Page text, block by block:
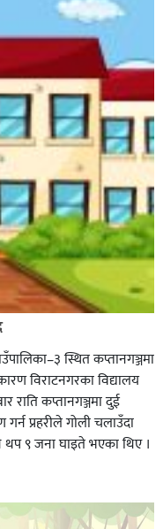
स्थित कप्तानगञ्जमा
विराटनगरका विद्यालय
कप्तानगञ्जमा दुई
प्रहरीले गोली चलाउँदा
थप ९ जना घाइते भएका थिए ।